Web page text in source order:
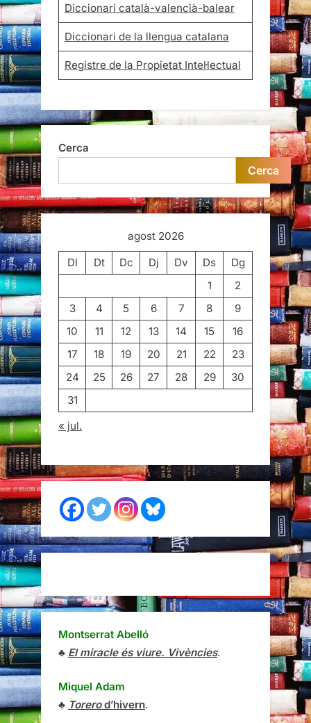
Diccionari català-valencià-balear
Diccionari de la llengua catalana
Registre de la Propietat Intel·lectual
Cerca
Cerca
agost 2026
Dl
Dt Dc Dj Dv Ds
Dg
1
2
3
4 5 6 7 8
9
10
11 12 13 14 15
16
17
18 19 20 21 22
23
24
25 26 27 28 29
30
31
« jul.
Montserrat Abelló
♣ El miracle és viure. Vivències.
Miquel Adam
♣ Torerod’hivern.